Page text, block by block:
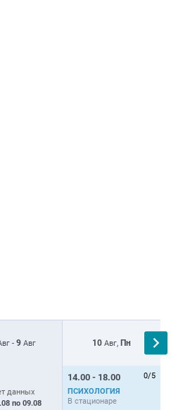
-9 Авг 10 Авг, Пн
данных
по 09.08
14.00 - 18.00
0/5
ПСИХОЛОГИЯ
В стационаре